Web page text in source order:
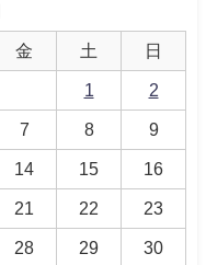
金 土 日
1 2
7 8 9
14 15 16
21 22 23
28 29 30